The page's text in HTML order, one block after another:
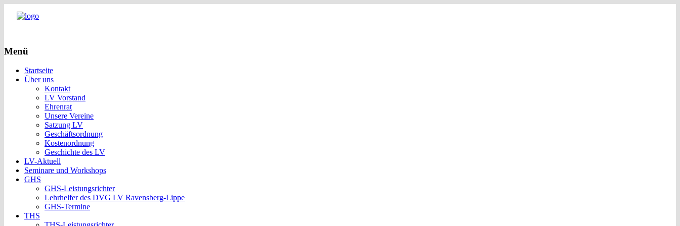
Menü
Startseite
Über uns
Kontakt
LV Vorstand
Ehrenrat
Unsere Vereine
Satzung LV
Geschäftsordnung
Kostenordnung
Geschichte des LV
LV-Aktuell
Seminare und Workshops
GHS
GHS-Leistungsrichter
Lehrhelfer des DVG LV Ravensberg-Lippe
GHS-Termine
THS